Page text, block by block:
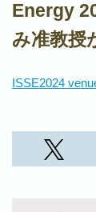
Energy
み准教授
ISSE2024